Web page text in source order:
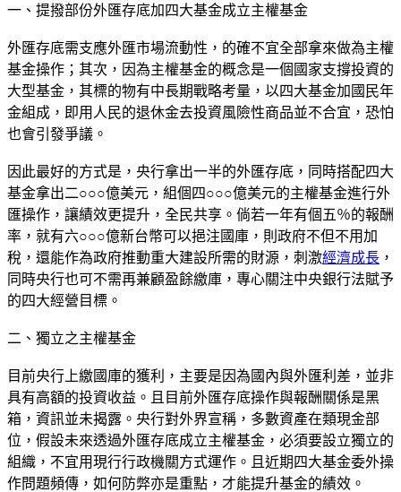
一、提撥部份外匯存底加四大基金成立主權基金
外匯存底需支應外匯市場流動性，的確不宜全部拿來做為主權
基金操作；其次，因為主權基金的概念是一個國家支撐投資的
大型基金，其標的物有中長期戰略考量，以四大基金加國民年
金組成，即用人民的退休金去投資風險性商品並不合宜，恐怕
也會引發爭議。
因此最好的方式是，央行拿出一半的外匯存底，同時搭配四大
基金拿出二○○○億美元，組個四○○○億美元的主權基金進行外
匯操作，讓績效更提升，全民共享。倘若一年有個五％的報酬
率，就有六○○○億新台幣可以挹注國庫，則政府不但不用加
稅，還能作為政府推動重大建設所需的財源，刺激經濟成長 ，
同時央行也可不需再兼顧盈餘繳庫，專心關注中央銀行法賦予
的四大經營目標。
二、獨立之主權基金
目前央行上繳國庫的獲利，主要是因為國內與外匯利差，並非
具有高額的投資收益。且目前外匯存底操作與報酬關係是黑
箱，資訊並未揭露。央行對外界宣稱，多數資產在類現金部
位，假設未來透過外匯存底成立主權基金，必須要設立獨立的
組織，不宜用現行行政機關方式運作。且近期四大基金委外操
作問題頻傳，如何防弊亦是重點，才能提升基金的績效。